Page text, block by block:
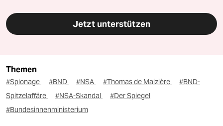
Jetzt unterstützen
Themen
#Spionage #BND #NSA #Thomas de Maizière
#BND-
Spitzelaffäre
#NSA-Skandal
#Der Spiegel
#Bundesinnenministerium